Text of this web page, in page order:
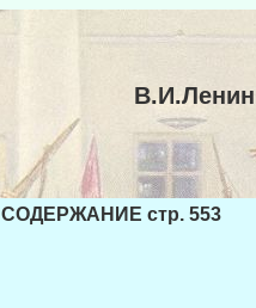
СОДЕРЖАНИЕ стр. 553